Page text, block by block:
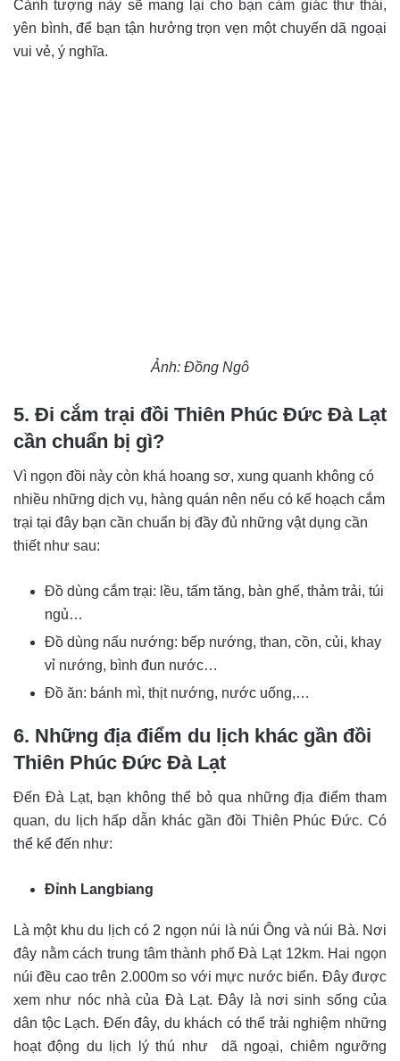
Cảnh tượng này sẽ mang lại cho bạn cảm giác thư thái,
yên bình, để bạn tận hưởng trọn vẹn một chuyến dã ngoại
vui vẻ, ý nghĩa.
Ảnh: Đồng Ngô
5. Đi cắm trại đồi Thiên Phúc Đức Đà Lạt
cần chuẩn bị gì?
Vì ngọn đồi này còn khá hoang sơ, xung quanh không có
nhiều những dịch vụ, hàng quán nên nếu có kế hoạch cắm
trại tại đây bạn cần chuẩn bị đầy đủ những vật dụng cần
thiết như sau:
Đồ dùng cắm trại: lều, tấm tăng, bàn ghế, thảm trải, túi
ngủ…
Đồ dùng nấu nướng: bếp nướng, than, cồn, củi, khay
vỉ nướng, bình đun nước…
Đồ ăn: bánh mì, thịt nướng, nước uống,…
6. Những địa điểm du lịch khác gần đồi
Thiên Phúc Đức Đà Lạt
Đến Đà Lạt, bạn không thể bỏ qua những địa điểm tham
quan, du lịch hấp dẫn khác gần đồi Thiên Phúc Đức. Có
thể kể đến như:
Đỉnh Langbiang
Là một khu du lịch có 2 ngọn núi là núi Ông và núi Bà. Nơi
đây nằm cách trung tâm thành phố Đà Lạt 12km. Hai ngọn
núi đều cao trên 2.000m so với mực nước biển. Đây được
xem như nóc nhà của Đà Lạt. Đây là nơi sinh sống của
dân tộc Lạch. Đến đây, du khách có thể trải nghiệm những
hoạt động du lịch lý thú như dã ngoại, chiêm ngưỡng